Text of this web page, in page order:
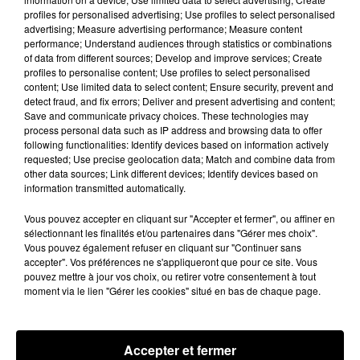
Publié : 23 novembre 2020 à 14h40 par Florence
Jaillet
November 23, 2020
A chaque fois, elle sera fermée de 21 heures à 6
heures, toutes les nuits, jusqu’à vendredi
matin. La nuit du lundi 23 au mardi 24 novembre,
et du mardi 24 novembre au mercredi 25
novembre, cela concernera le sens intérieur entre
les échangeurs 9 de Saint-Médard-en-Jalles et 7
d’Eysines Le Vigean.
Ensuite, ça sera dans le sens extérieur entre les
Médard. Des déviations nous seront indiquées.
Fil actus
7 août 2026
profiles for personalised advertising; Use profiles to select personalised
advertising; Measure advertising performance; Measure content
performance; Understand audiences through statistics or combinations
of data from different sources; Develop and improve services; Create
profiles to personalise content; Use profiles to select personalised
content; Use limited data to select content; Ensure security, prevent and
detect fraud, and fix errors; Deliver and present advertising and content;
Save and communicate privacy choices. These technologies may
process personal data such as IP address and browsing data to offer
following functionalities: Identify devices based on information actively
requested; Use precise geolocation data; Match and combine data from
other data sources; Link different devices; Identify devices based on
information transmitted automatically.
Vous pouvez accepter en cliquant sur "Accepter et fermer", ou affiner en
sélectionnant les finalités et/ou partenaires dans "Gérer mes choix".
Vous pouvez également refuser en cliquant sur "Continuer sans
accepter". Vos préférences ne s'appliqueront que pour ce site. Vous
pouvez mettre à jour vos choix, ou retirer votre consentement à tout
moment via le lien "Gérer les cookies" situé en bas de chaque page.
Accepter et fermer